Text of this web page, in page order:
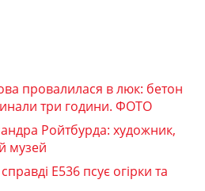
провалилася в люк: бетон
три години. ФОТО
Ройтбурда: художник,
музей
Е536 псує огірки та